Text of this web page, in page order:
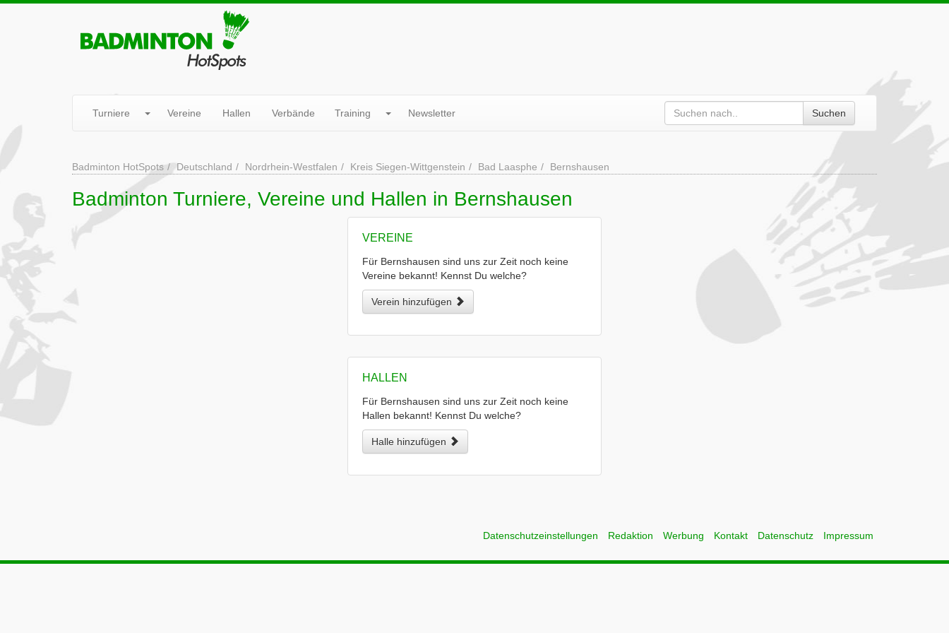
Turniere Vereine Hallen Verbände Training Newsletter Suchen
Badminton HotSpots Deutschland Nordrhein-Westfalen Kreis Siegen-Wittgenstein Bad Laasphe Bernshausen
Badminton Turniere, Vereine und Hallen in Bernshausen
VEREINE
Für Bernshausen sind uns zur Zeit noch keine
Vereine bekannt! Kennst Du welche?
Verein hinzufügen
HALLEN
Für Bernshausen sind uns zur Zeit noch keine
Hallen bekannt! Kennst Du welche?
Halle hinzufügen
Datenschutzeinstellungen Redaktion Werbung Kontakt Datenschutz Impressum